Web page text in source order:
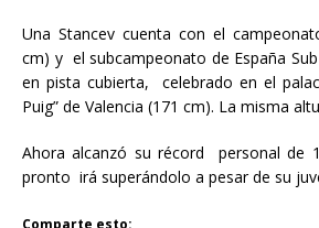
Una Stancev cuenta con el
cm) y el subcampeonato de España
en pista cubierta, celebrado en el
Puig” de Valencia (171 cm). La misma
Ahora alcanzó su récord personal de
pronto irá superándolo a pesar de su